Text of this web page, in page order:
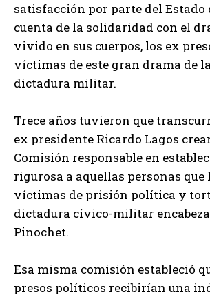
satisfacción por parte del Estado
cuenta de la solidaridad con el
vivido en sus cuerpos, los ex
víctimas de este gran drama de
dictadura militar.
Trece años tuvieron que
ex presidente Ricardo Lagos
Comisión responsable en
rigurosa a aquellas personas que
víctimas de prisión política y
dictadura cívico-militar
Pinochet.
Esa misma comisión estableció
presos políticos recibirían una